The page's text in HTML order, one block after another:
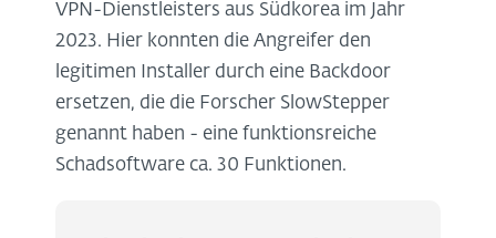
VPN-Dienstleisters aus Südkorea im Jahr
2023. Hier konnten die Angreifer den
legitimen Installer durch eine Backdoor
ersetzen, die die Forscher SlowStepper
genannt haben - eine funktionsreiche
Schadsoftware ca. 30 Funktionen.